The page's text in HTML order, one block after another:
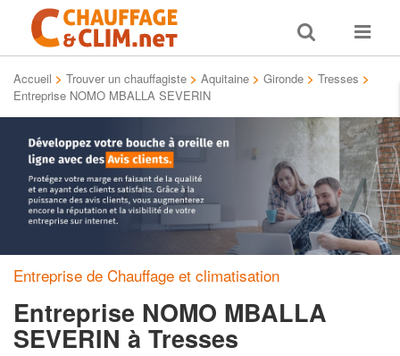
Toggle
search
Toggle
Accueil > Trouver un chauffagiste > Aquitaine > Gironde > Tresses >
Entreprise NOMO MBALLA SEVERIN
Entreprise de Chauffage et climatisation
Entreprise NOMO MBALLA
SEVERIN à Tresses